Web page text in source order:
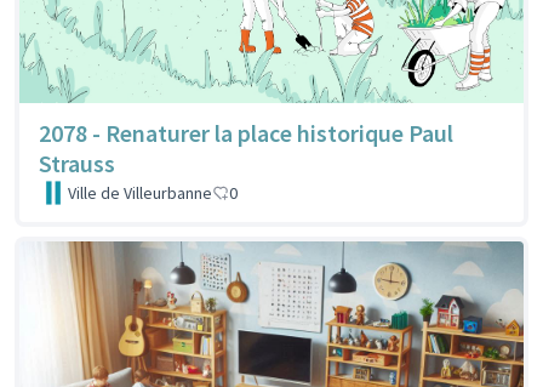
2078 - Renaturer la place historique Paul
Strauss
Ville de Villeurbanne 0